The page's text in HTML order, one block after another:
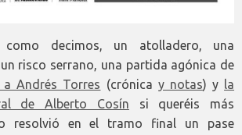
decimos, un atolladero, una
risco serrano, una partida agónica de
a Andrés Torres (crónica y notas) y la
de Alberto Cosín si queréis más
resolvió en el tramo final un pase